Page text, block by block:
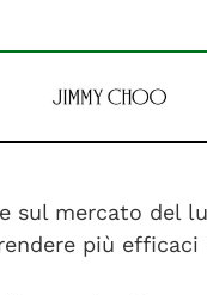
sul mercato del
più efficaci